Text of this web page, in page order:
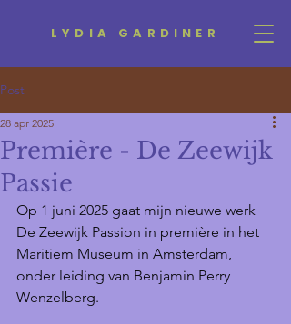
LYDIA GARDINER
Post
Première - De Zeewijk
Passie
28 apr 2025
Op 1 juni 2025 gaat mijn nieuwe werk
De Zeewijk Passion in première in het
Maritiem Museum in Amsterdam,
onder leiding van Benjamin Perry
Wenzelberg.